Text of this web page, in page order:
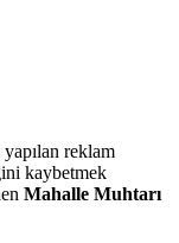
reklam
kaybetmek
Mahalle Muhtarı